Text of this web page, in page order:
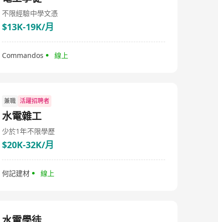
teppanyaki), Chinese (Sichuan cuisine, Cantonese
cuisine, Hong Kong-style porridge and noodles, dim
sum), Vietnamese, French, steakhouse, Italian, café,
European fusion, and modern Asian cuisines across
major areas and shopping malls in Hong Kong.
Macau, boasting over 1,200 employees and more than
不限經驗中學文憑
$13K-19K/月
Commandos 線上
兼職 活躍招聘者
水電雜工
少於1年不限學歷
$20K-32K/月
何記建材 線上